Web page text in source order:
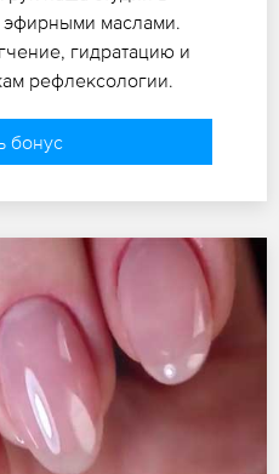
эфирными маслами.
гидратацию и
рефлексологии.
бонус